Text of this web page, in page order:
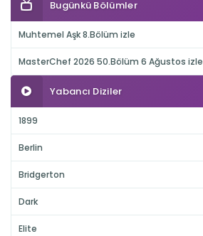
Bugünkü Bölümler
Muhtemel Aşk 8.Bölüm izle
MasterChef 2026 50.Bölüm 6 Ağustos izle
Yabancı Diziler
1899
Berlin
Bridgerton
Dark
Elite